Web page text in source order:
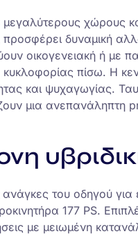
χώρους
δυναμική
οικογενειακή ή
κυκλοφορίας πίσω. Η
και ψυχαγωγίας.
μια ανεπανάληπτη
ανάγκες του οδηγού
177 PS.
με μειωμένη